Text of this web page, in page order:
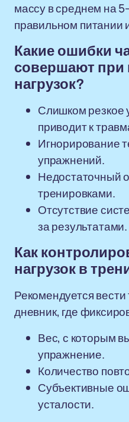
массу в среднем на
правильном питании
Какие ошибки
совершают при
нагрузок?
Слишком резкое
приводит к
Игнорирование
упражнений.
Недостаточный
тренировками.
Отсутствие
за результатами.
Как
нагрузок в
Рекомендуется
дневник, где
Вес, с которым
упражнение.
Количество
Субъективные
усталости.